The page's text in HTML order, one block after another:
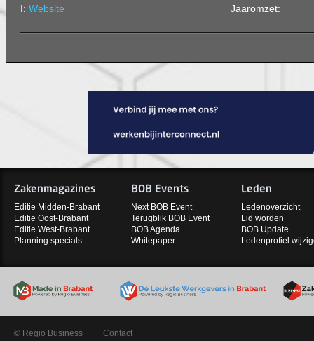
I: Website
Jaaromzet:
Zakenmagazines
Editie Midden-Brabant
Editie Oost-Brabant
Editie West-Brabant
Planning specials
BOB Events
Next BOB Event
Terugblik BOB Event
BOB Agenda
Whitepaper
Leden
Ledenoverzicht
Lid worden
BOB Update
Ledenprofiel
© Regio Business Contact